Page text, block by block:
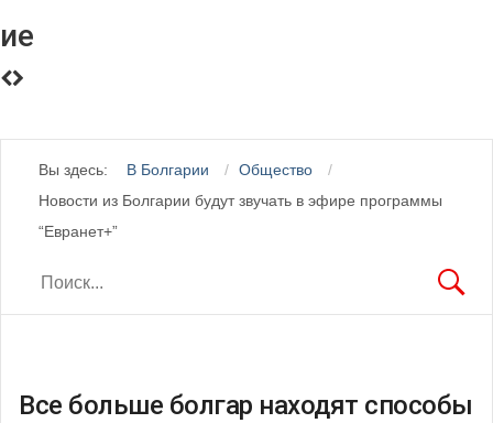
ие
Вы здесь: В Болгарии
Общество
Новости из Болгарии будут звучать в эфире программы
“Евранет+”
Все больше болгар находят способы